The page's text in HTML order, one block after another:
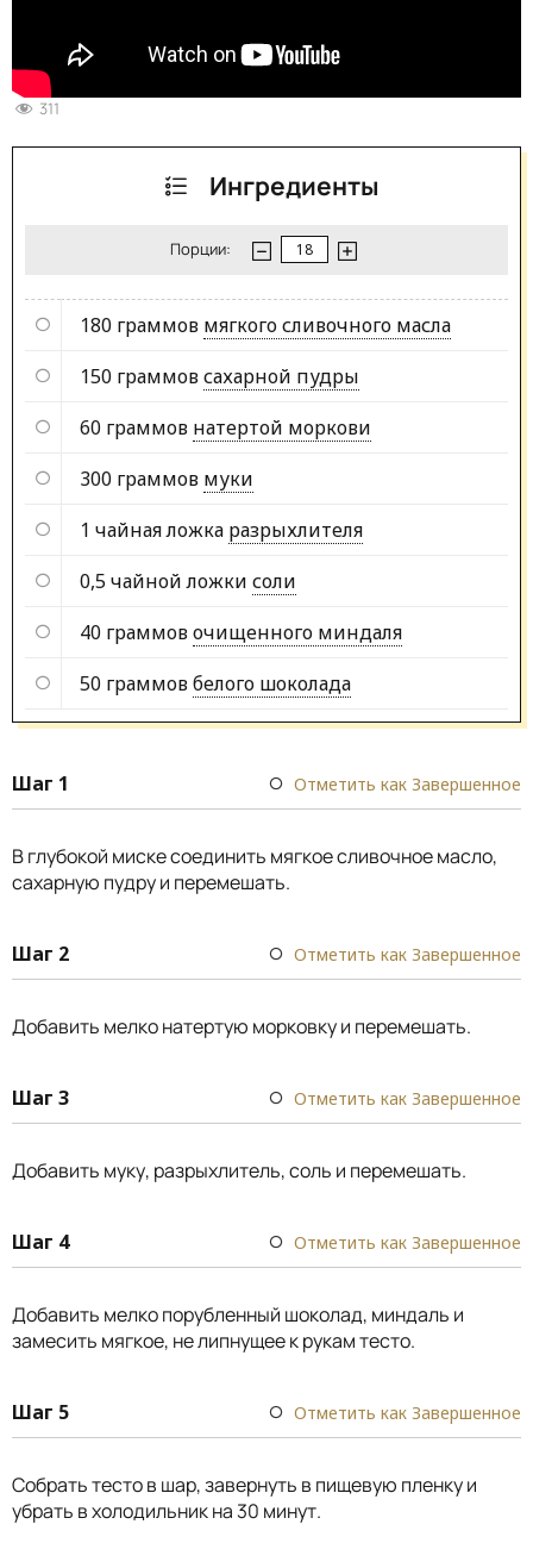
311
Ингредиенты
Порции:
180 граммов мягкого сливочного масла
150 граммовсахарной пудры
60 граммов натертой моркови
300 граммов муки
1 чайная ложка разрыхлителя
0,5 чайной ложки соли
40 граммовочищенного миндаля
50 граммовбелого шоколада
Шаг 1 Отметить как Завершенное
В глубокой миске соединить мягкое сливочное масло,
сахарную пудру и перемешать.
Шаг 2 Отметить как Завершенное
Добавить мелко натертую морковку и перемешать.
Шаг 3 Отметить как Завершенное
Добавить муку, разрыхлитель, соль и перемешать.
Шаг 4 Отметить как Завершенное
Добавить мелко порубленный шоколад, миндаль и
замесить мягкое, не липнущее к рукам тесто.
Шаг 5 Отметить как Завершенное
Собрать тесто в шар, завернуть в пищевую пленку и
убрать в холодильник на 30 минут.